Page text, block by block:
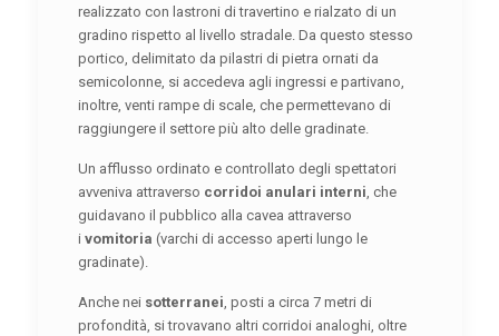
realizzato con lastroni di travertino e rialzato di un
gradino rispetto al livello stradale. Da questo stesso
portico, delimitato da pilastri di pietra ornati da
semicolonne, si accedeva agli ingressi e partivano,
inoltre, venti rampe di scale, che permettevano di
raggiungere il settore più alto delle gradinate.
Un afflusso ordinato e controllato degli spettatori
avveniva attraverso corridoi anulari interni, che
guidavano il pubblico alla cavea attraverso
i vomitoria (varchi di accesso aperti lungo le
gradinate).
Anche nei sotterranei, posti a circa 7 metri di
profondità, si trovavano altri corridoi analoghi, oltre